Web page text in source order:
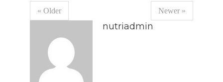
« Older Newer »
nutriadmin